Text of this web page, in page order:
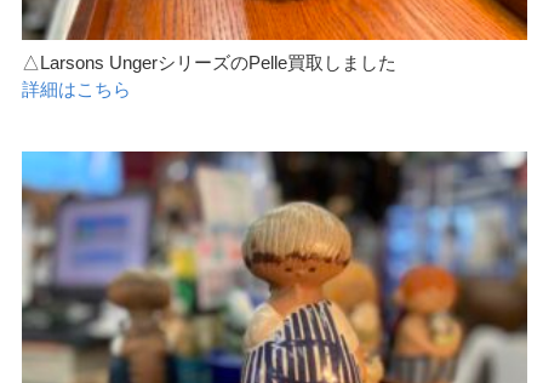
△Larsons UngerシリーズのPelle買取しました
詳細はこちら